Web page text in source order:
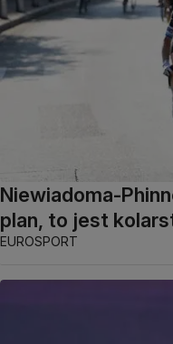
Niewiadoma-
plan, to jest
EUROSPORT